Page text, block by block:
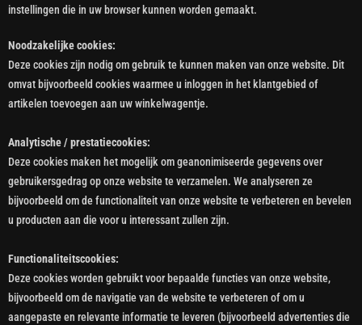
instellingen die in uw browser kunnen worden gemaakt.
Noodzakelijke cookies:
Deze cookies zijn nodig om gebruik te kunnen maken van onze website. Dit
omvat bijvoorbeeld cookies waarmee u inloggen in het klantgebied of
artikelen toevoegen aan uw winkelwagentje.
Analytische / prestatiecookies:
Deze cookies maken het mogelijk om geanonimiseerde gegevens over
gebruikersgedrag op onze website te verzamelen. We analyseren ze
bijvoorbeeld om de functionaliteit van onze website te verbeteren en bevelen
u producten aan die voor u interessant zullen zijn.
Functionaliteitscookies:
Deze cookies worden gebruikt voor bepaalde functies van onze website,
bijvoorbeeld om de navigatie van de website te verbeteren of om u
aangepaste en relevante informatie te leveren (bijvoorbeeld advertenties die